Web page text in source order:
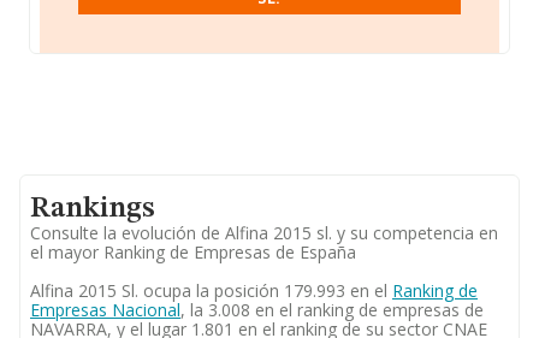
Rankings
Consulte la evolución de Alfina 2015 sl. y su competencia en
el mayor Ranking de Empresas de España
Alfina 2015 Sl. ocupa la posición 179.993 en el Ranking de
Empresas Nacional, la 3.008 en el ranking de empresas de
NAVARRA, y el lugar 1.801 en el ranking de su sector CNAE